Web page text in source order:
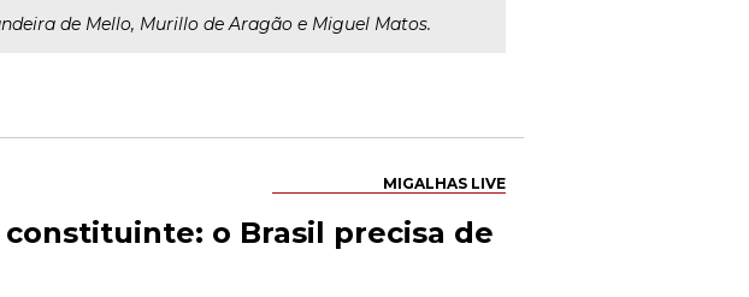
de Mello, Murillo de Aragão e Miguel Matos.
MIGALHAS LIVE
constituinte: o Brasil precisa de